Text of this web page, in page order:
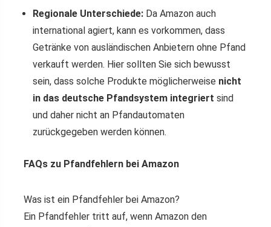
Regionale Unterschiede: Da Amazon auch
international agiert, kann es vorkommen, dass
Getränke von ausländischen Anbietern ohne Pfand
verkauft werden. Hier sollten Sie sich bewusst
sein, dass solche Produkte möglicherweise nicht
in das deutsche Pfandsystem integriert sind
und daher nicht an Pfandautomaten
zurückgegeben werden können.
FAQs zu Pfandfehlern bei Amazon
Was ist ein Pfandfehler bei Amazon?
Ein Pfandfehler tritt auf, wenn Amazon den